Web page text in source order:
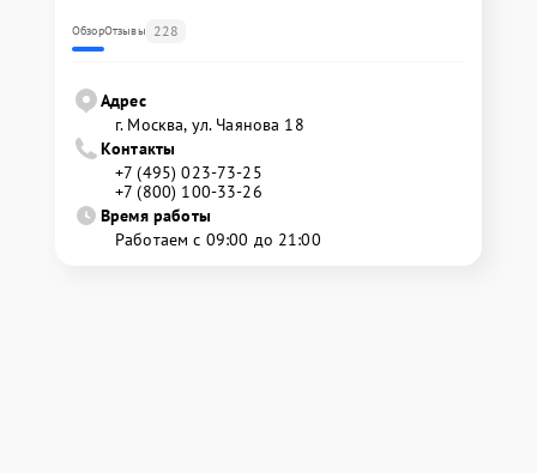
ОбзорОтзывы 228
Адрес
г. Москва, ул. Чаянова 18
Контакты
+7 (495) 023-73-25
+7 (800) 100-33-26
Время работы
Работаем с 09:00 до 21:00